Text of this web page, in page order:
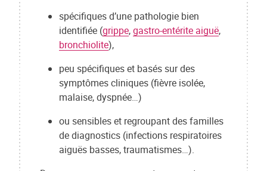
spécifiques d’une pathologie bien
identifiée (grippe,gastro-entérite aiguë,
bronchiolite),
peu spécifiques et basés sur des
symptômes cliniques (fièvre isolée,
malaise, dyspnée…)
ou sensibles et regroupant des familles
de diagnostics (infections respiratoires
aiguës basses, traumatismes…).